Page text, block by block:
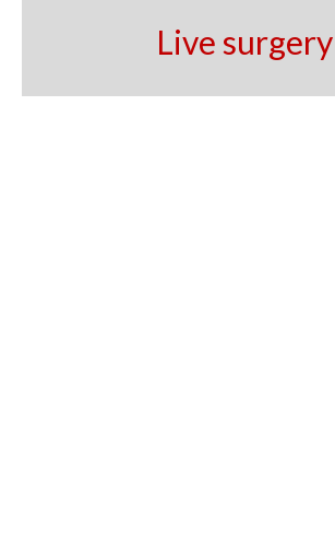
Live surgery